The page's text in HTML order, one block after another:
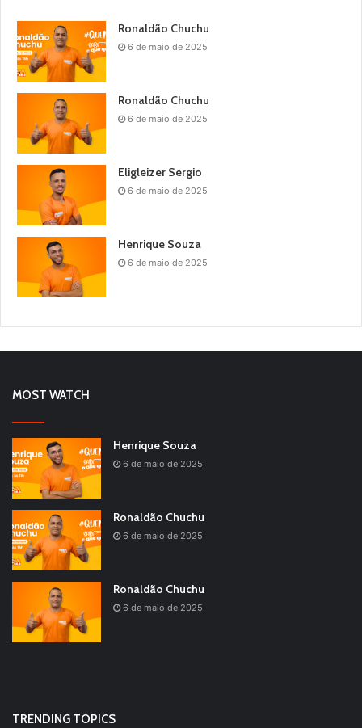
Ronaldão Chuchu
6 de maio de 2025
Ronaldão Chuchu
6 de maio de 2025
Eligleizer Sergio
6 de maio de 2025
Henrique Souza
6 de maio de 2025
MOST WATCH
Henrique Souza
6 de maio de 2025
Ronaldão Chuchu
6 de maio de 2025
Ronaldão Chuchu
6 de maio de 2025
TRENDING TOPICS